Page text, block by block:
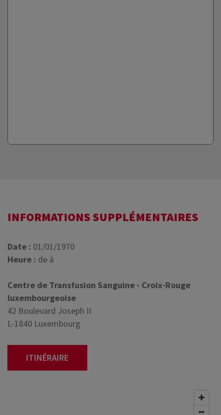
INFORMATIONS SUPPLÉMENTAIRES
Date : 01/01/1970
Heure : de à
Centre de Transfusion Sanguine - Croix-Rouge
luxembourgeoise
42 Boulevard Joseph II
L-1840 Luxembourg
ITINÉRAIRE